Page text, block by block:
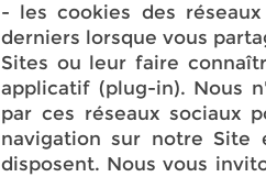
- les cookies des
derniers lorsque vous
Sites ou leur faire
applicatif (plug-in). Nous
par ces réseaux sociaux
navigation sur notre Site
disposent. Nous vous